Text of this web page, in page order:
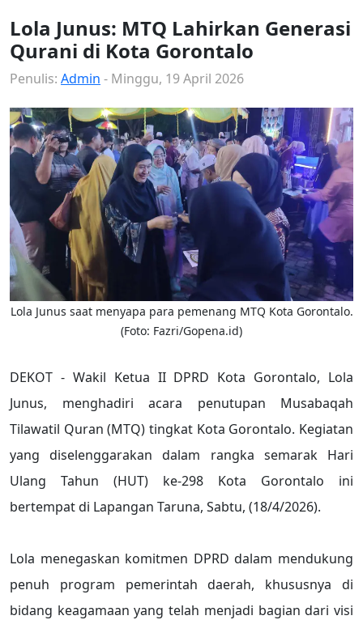
Lola Junus: MTQ Lahirkan Generasi
Qurani di Kota Gorontalo
Penulis: Admin - Minggu, 19 April 2026
Lola Junus saat menyapa para pemenang MTQ Kota Gorontalo.
(Foto: Fazri/Gopena.id)
DEKOT - Wakil Ketua II DPRD Kota Gorontalo, Lola
Junus, menghadiri acara penutupan Musabaqah
Tilawatil Quran (MTQ) tingkat Kota Gorontalo. Kegiatan
yang diselenggarakan dalam rangka semarak Hari
Ulang Tahun (HUT) ke-298 Kota Gorontalo ini
bertempat di Lapangan Taruna, Sabtu, (18/4/2026).
Lola menegaskan komitmen DPRD dalam mendukung
penuh program pemerintah daerah, khususnya di
bidang keagamaan yang telah menjadi bagian dari visi